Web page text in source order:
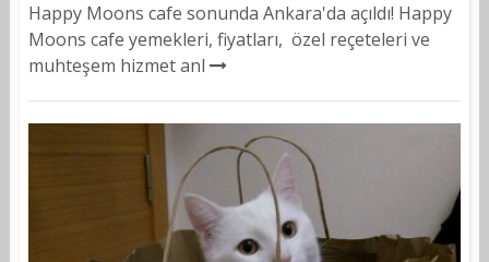
Happy Moons cafe sonunda Ankara'da açıldı! Happy
Moons cafe yemekleri, fiyatları, özel reçeteleri ve
muhteşem hizmet anl